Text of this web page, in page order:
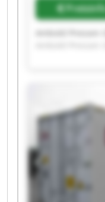
Ambold Pressen
Ambold
Ambold Pressen
Ambold Pressen
Ambold Pressen
Ambold Pressen
Ambold Pressen